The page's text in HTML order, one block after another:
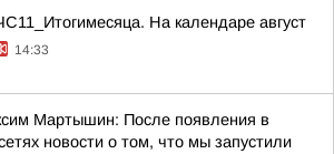
На календаре август
14:33
Мартышин: После появления в
новости о том, что мы запустили